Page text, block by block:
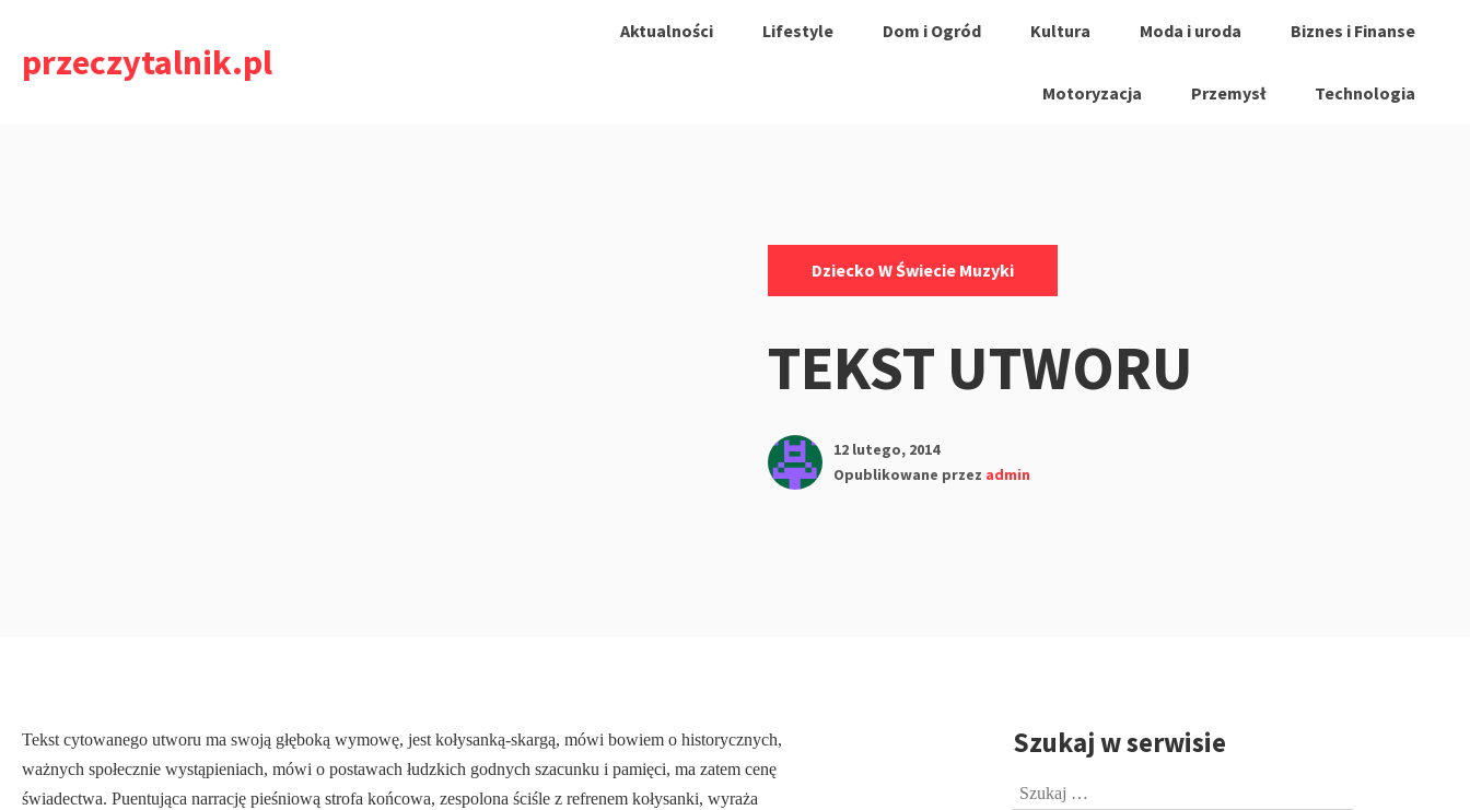
treściprzeczytalnik.pl
Aktualności Lifestyle Dom i Ogród Kultura Moda i uroda Biznes i Finanse
Motoryzacja Przemysł Technologia
Dziecko W Świecie Muzyki
TEKST UTWORU
12 lutego, 2014
Opublikowane przez admin
Tekst cyto­wanego utworu ma swoją głęboką wymowę, jest kołysanką-skargą, mówi bo­wiem o historycznych,
ważnych społecznie wystąpieniach, mówi o postawach łudzkich godnych szacunku i pamięci, ma zatem cenę
świadectwa. Puentująca narrację pieśniową strofa końcowa, zespolona ściśle z refrenem kołysanki, wyraża
PrzejdźSzukaj w serwisie
Szukaj: